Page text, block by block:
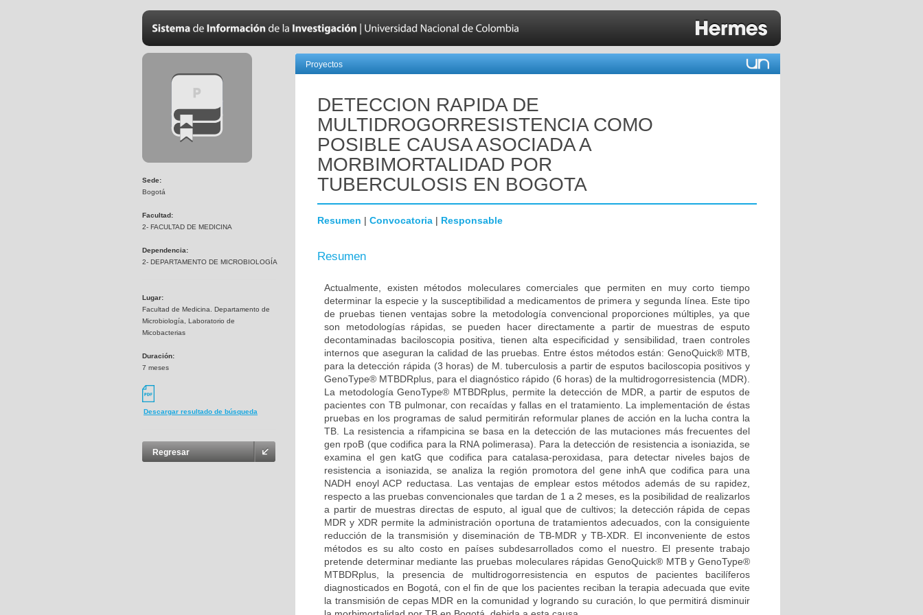
Sede:
Bogotá
Facultad:
2- FACULTAD DE MEDICINA
Dependencia:
2- DEPARTAMENTO DE MICROBIOLOGÍA
Lugar:
Facultad de Medicina. Departamento de
Microbiología, Laboratorio de
Micobacterias
Duración:
7 meses
Descargar resultado de búsqueda
Regresar
Proyectos
DETECCION RAPIDA DE
MULTIDROGORRESISTENCIA COMO
POSIBLE CAUSA ASOCIADA A
MORBIMORTALIDAD POR
TUBERCULOSIS EN BOGOTA
Resumen | Convocatoria | Responsable
Resumen
Actualmente, existen métodos moleculares comerciales que permiten en muy corto tiempo
determinar la especie y la susceptibilidad a medicamentos de primera y segunda línea. Este tipo
de pruebas tienen ventajas sobre la metodología convencional proporciones múltiples, ya que
son metodologías rápidas, se pueden hacer directamente a partir de muestras de esputo
decontaminadas baciloscopia positiva, tienen alta especificidad y sensibilidad, traen controles
internos que aseguran la calidad de las pruebas. Entre éstos métodos están: GenoQuick® MTB,
para la detección rápida (3 horas) de M. tuberculosis a partir de esputos baciloscopia positivos y
GenoType® MTBDRplus, para el diagnóstico rápido (6 horas) de la multidrogorresistencia (MDR).
La metodología GenoType® MTBDRplus, permite la detección de MDR, a partir de esputos de
pacientes con TB pulmonar, con recaídas y fallas en el tratamiento. La implementación de éstas
pruebas en los programas de salud permitirán reformular planes de acción en la lucha contra la
TB. La resistencia a rifampicina se basa en la detección de las mutaciones más frecuentes del
gen rpoB (que codifica para la RNA polimerasa). Para la detección de resistencia a isoniazida, se
examina el gen katG que codifica para catalasa-peroxidasa, para detectar niveles bajos de
resistencia a isoniazida, se analiza la región promotora del gene inhA que codifica para una
NADH enoyl ACP reductasa. Las ventajas de emplear estos métodos además de su rapidez,
respecto a las pruebas convencionales que tardan de 1 a 2 meses, es la posibilidad de realizarlos
a partir de muestras directas de esputo, al igual que de cultivos; la detección rápida de cepas
MDR y XDR permite la administración oportuna de tratamientos adecuados, con la consiguiente
reducción de la transmisión y diseminación de TB-MDR y TB-XDR. El inconveniente de estos
métodos es su alto costo en países subdesarrollados como el nuestro. El presente trabajo
pretende determinar mediante las pruebas moleculares rápidas GenoQuick® MTB y GenoType®
MTBDRplus, la presencia de multidrogorresistencia en esputos de pacientes bacilíferos
diagnosticados en Bogotá, con el fin de que los pacientes reciban la terapia adecuada que evite
la transmisión de cepas MDR en la comunidad y logrando su curación, lo que permitirá disminuir